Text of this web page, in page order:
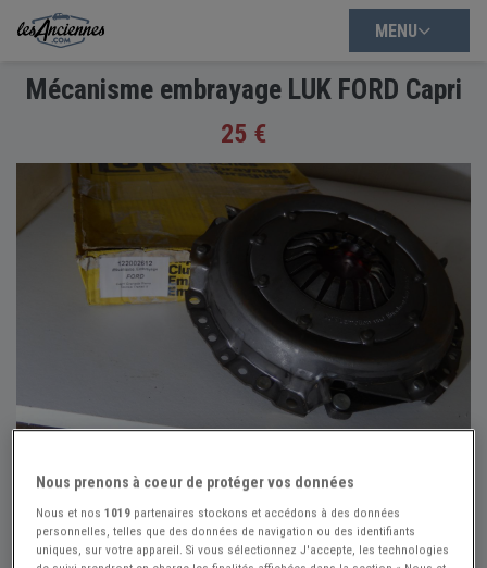
MENU
Mécanisme embrayage LUK FORD Capri
25 €
Nous prenons à coeur de protéger vos données
Nous et nos1019 partenaires stockons et accédons à des données
personnelles, telles que des données de navigation ou des identifiants
uniques, sur votre appareil. Si vous sélectionnez J'accepte, les technologies